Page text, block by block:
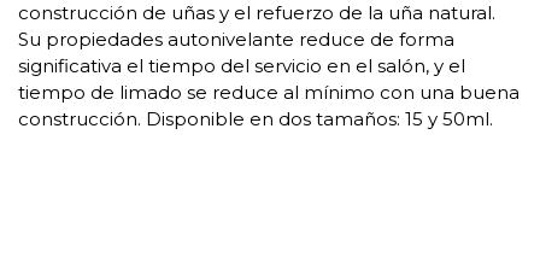
construcción de uñas y el refuerzo de la uña natural.
Su propiedades autonivelante reduce de forma
significativa el tiempo del servicio en el salón, y el
tiempo de limado se reduce al mínimo con una buena
construcción. Disponible en dos tamaños: 15 y 50ml.